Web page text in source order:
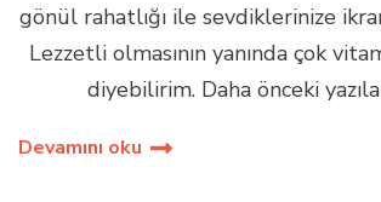
gönül rahatlığı ile sevdiklerinize
Lezzetli olmasının yanında çok
diyebilirim. Daha önceki
Devamını oku